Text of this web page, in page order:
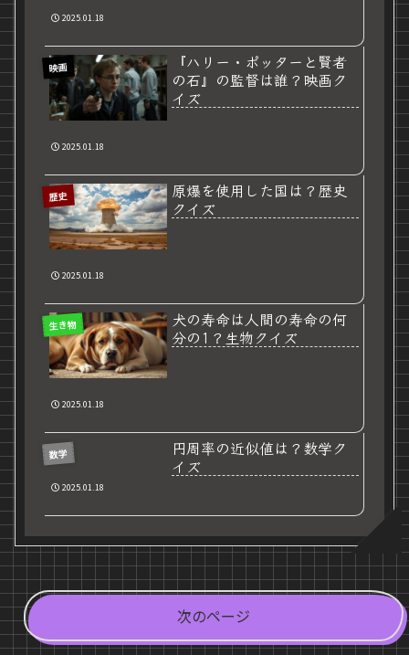
2025.01.18
映画
『ハリー・ポッターと賢者
の石』の監督は誰？映画ク
イズ
2025.01.18
歴史
原爆を使用した国は？歴史
クイズ
2025.01.18
生き物
犬の寿命は人間の寿命の何
分の1？生物クイズ
2025.01.18
数学
円周率の近似値は？数学ク
イズ
2025.01.18
次のページ